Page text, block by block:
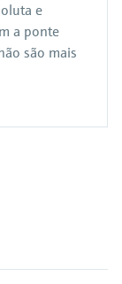
e
a ponte
são mais